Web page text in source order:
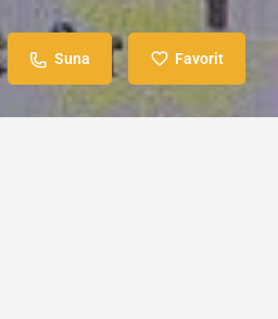
Suna Favorit